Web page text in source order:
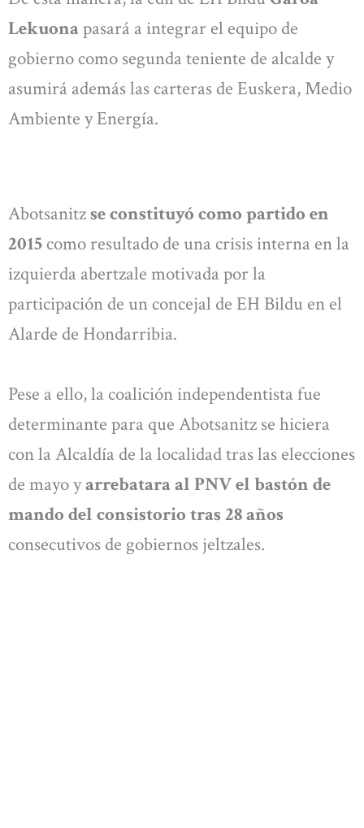
Lekuonapasará a integrar el equipo de
gobierno como segunda teniente de alcalde y
asumirá además las carteras de Euskera, Medio
Ambiente y Energía.
Abotsanitzse constituyó como partido en
2015 como resultado de una crisis interna en la
izquierda abertzale motivada por la
participación de un concejal de EH Bildu en el
Alarde de Hondarribia.
Pese a ello, la coalición independentista fue
determinante para que Abotsanitz se hiciera
con la Alcaldía de la localidad tras las elecciones
de mayo yarrebatara al PNV el bastón de
mando del consistorio tras 28 años
consecutivos de gobiernos jeltzales.